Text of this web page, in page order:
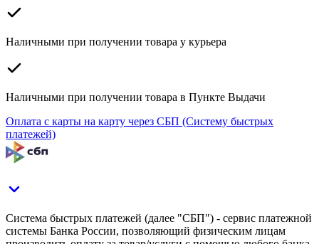
Наличными при получении товара у курьера
Наличными при получении товара в Пункте Выдачи
Оплата с карты на карту через СБП (Систему быстрых
платежей)
Система быстрых платежей (далее "СБП") - сервис платежной
системы Банка России, позволяющий физическим лицам